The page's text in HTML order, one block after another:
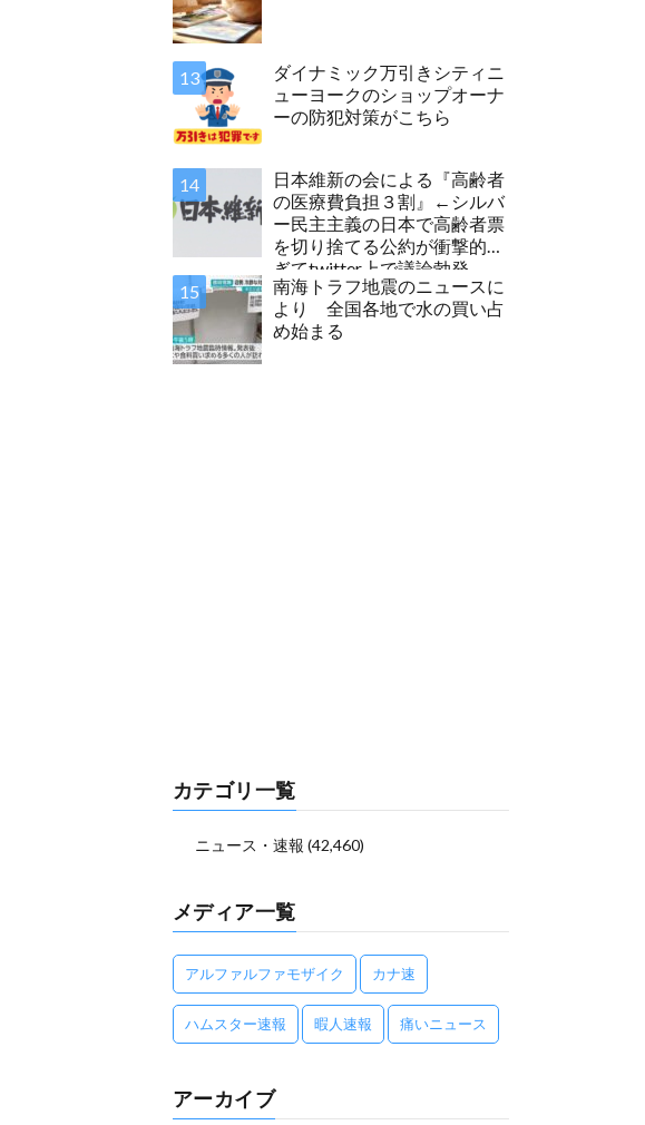
ダイナミック万引きシティニ
ューヨークのショップオーナ
ーの防犯対策がこちら
日本維新の会による『高齢者
の医療費負担３割』←シルバ
ー民主主義の日本で高齢者票
を切り捨てる公約が衝撃的す
ぎてtwitter上で議論勃発
南海トラフ地震のニュースに
より 全国各地で水の買い占
め始まる
カテゴリ一覧
ニュース・速報 (42,460)
メディア一覧
アルファルファモザイク カナ速
ハムスター速報 暇人速報 痛いニュース
アーカイブ